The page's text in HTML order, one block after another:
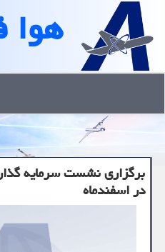
هوا
در اسفندماه